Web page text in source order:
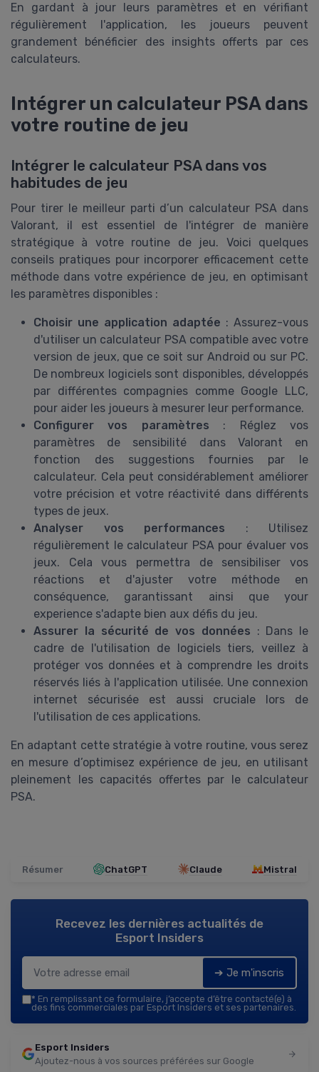
En gardant à jour leurs paramètres et en vérifiant
régulièrement l'application, les joueurs peuvent
grandement bénéficier des insights offerts par ces
calculateurs.
Intégrer un calculateur PSA dans
votre routine de jeu
Intégrer le calculateur PSA dans vos
habitudes de jeu
Pour tirer le meilleur parti d’un calculateur PSA dans
Valorant, il est essentiel de l'intégrer de manière
stratégique à votre routine de jeu. Voici quelques
conseils pratiques pour incorporer efficacement cette
méthode dans votre expérience de jeu, en optimisant
les paramètres disponibles :
Choisir une application adaptée : Assurez-vous
d'utiliser un calculateur PSA compatible avec votre
version de jeux, que ce soit sur Android ou sur PC.
De nombreux logiciels sont disponibles, développés
par différentes compagnies comme Google LLC,
pour aider les joueurs à mesurer leur performance.
Configurer vos paramètres : Réglez vos
paramètres de sensibilité dans Valorant en
fonction des suggestions fournies par le
calculateur. Cela peut considérablement améliorer
votre précision et votre réactivité dans différents
types de jeux.
Analyser vos performances : Utilisez
régulièrement le calculateur PSA pour évaluer vos
jeux. Cela vous permettra de sensibiliser vos
réactions et d'ajuster votre méthode en
conséquence, garantissant ainsi que your
experience s'adapte bien aux défis du jeu.
Assurer la sécurité de vos données : Dans le
cadre de l'utilisation de logiciels tiers, veillez à
protéger vos données et à comprendre les droits
réservés liés à l'application utilisée. Une connexion
internet sécurisée est aussi cruciale lors de
l'utilisation de ces applications.
En adaptant cette stratégie à votre routine, vous serez
en mesure d’optimisez expérience de jeu, en utilisant
pleinement les capacités offertes par le calculateur
PSA.
Résumer ChatGPT Claude Mistral
Recevez les dernières actualités de
Esport Insiders
➔ Je m'inscris
* En remplissant ce formulaire, j’accepte d’être contacté(e) à
des fins commerciales par Esport Insiders et ses partenaires.
Esport Insiders
Ajoutez-nous à vos sources préférées sur Google